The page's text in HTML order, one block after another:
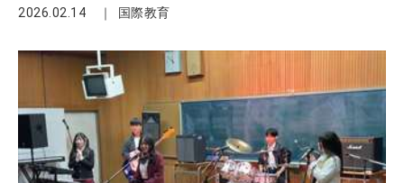
2026.02.14 国際教育